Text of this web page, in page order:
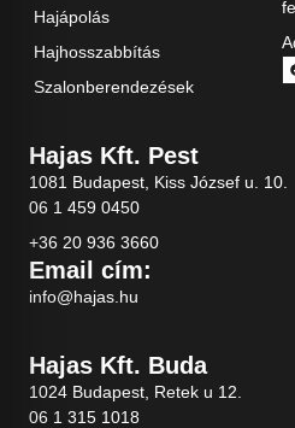
Hajápolás
Hajhosszabbítás
Szalonberendezések
Hajas Kft. Pest
1081 Budapest, Kiss József u. 10.
06 1 459 0450
+36 20 936 3660
Email cím:
info@hajas.hu
Hajas Kft. Buda
1024 Budapest, Retek u 12.
06 1 315 1018